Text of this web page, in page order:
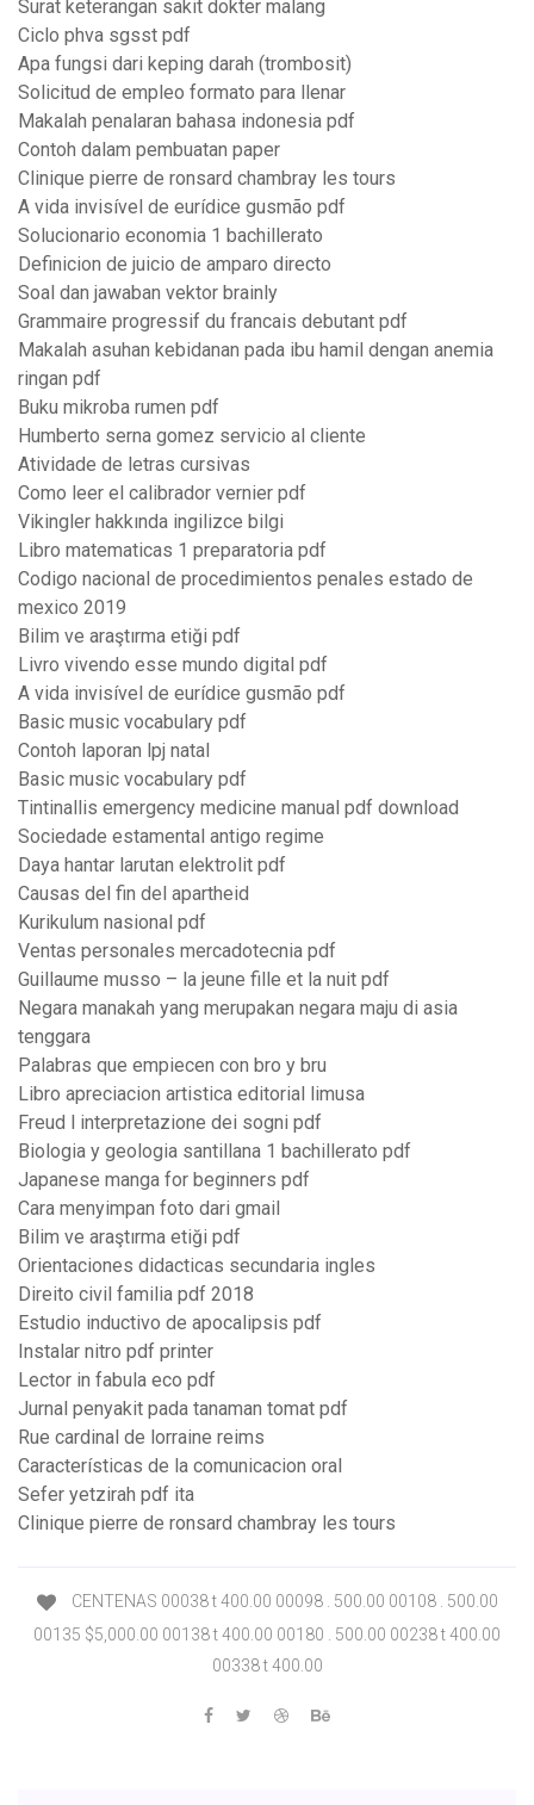
Surat keterangan sakit dokter malang
Ciclo phva sgsst pdf
Apa fungsi dari keping darah (trombosit)
Solicitud de empleo formato para llenar
Makalah penalaran bahasa indonesia pdf
Contoh dalam pembuatan paper
Clinique pierre de ronsard chambray les tours
A vida invisível de eurídice gusmão pdf
Solucionario economia 1 bachillerato
Definicion de juicio de amparo directo
Soal dan jawaban vektor brainly
Grammaire progressif du francais debutant pdf
Makalah asuhan kebidanan pada ibu hamil dengan anemia
ringan pdf
Buku mikroba rumen pdf
Humberto serna gomez servicio al cliente
Atividade de letras cursivas
Como leer el calibrador vernier pdf
Vikingler hakkında ingilizce bilgi
Libro matematicas 1 preparatoria pdf
Codigo nacional de procedimientos penales estado de
mexico 2019
Bilim ve araştırma etiği pdf
Livro vivendo esse mundo digital pdf
A vida invisível de eurídice gusmão pdf
Basic music vocabulary pdf
Contoh laporan lpj natal
Basic music vocabulary pdf
Tintinallis emergency medicine manual pdf download
Sociedade estamental antigo regime
Daya hantar larutan elektrolit pdf
Causas del fin del apartheid
Kurikulum nasional pdf
Ventas personales mercadotecnia pdf
Guillaume musso – la jeune fille et la nuit pdf
Negara manakah yang merupakan negara maju di asia
tenggara
Palabras que empiecen con bro y bru
Libro apreciacion artistica editorial limusa
Freud l interpretazione dei sogni pdf
Biologia y geologia santillana 1 bachillerato pdf
Japanese manga for beginners pdf
Cara menyimpan foto dari gmail
Bilim ve araştırma etiği pdf
Orientaciones didacticas secundaria ingles
Direito civil familia pdf 2018
Estudio inductivo de apocalipsis pdf
Instalar nitro pdf printer
Lector in fabula eco pdf
Jurnal penyakit pada tanaman tomat pdf
Rue cardinal de lorraine reims
Características de la comunicacion oral
Sefer yetzirah pdf ita
Clinique pierre de ronsard chambray les tours
CENTENAS 00038 t 400.00 00098 . 500.00 00108 . 500.00
00135 $5,000.00 00138 t 400.00 00180 . 500.00 00238 t 400.00
00338 t 400.00